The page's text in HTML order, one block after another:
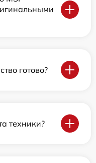
готово?
техники?